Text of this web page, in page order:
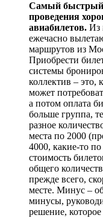
Самый быстрый
проведения
авиабилетов. Из
ежечасно
маршрутов из
Приобрести
системы
коллектив – это,
может
а потом оплата
больше группа,
разное
места по 2000
4000, какие-то
стоимость
общего
прежде всего,
месте. Минус –
минусы,
решение,